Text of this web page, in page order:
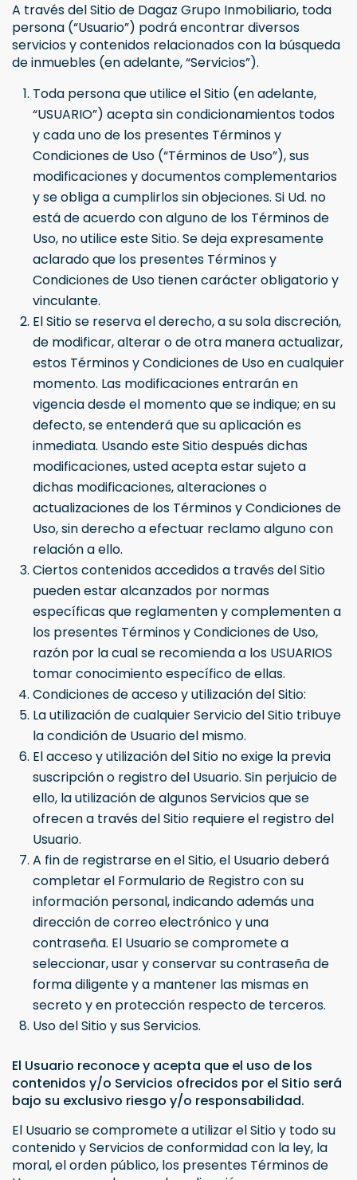
A través del Sitio de Dagaz Grupo Inmobiliario, toda
persona (“Usuario”) podrá encontrar diversos
servicios y contenidos relacionados con la búsqueda
de inmuebles (en adelante, “Servicios”).
Toda persona que utilice el Sitio (en adelante,
“USUARIO”) acepta sin condicionamientos todos
y cada uno de los presentes Términos y
Condiciones de Uso (“Términos de Uso”), sus
modificaciones y documentos complementarios
y se obliga a cumplirlos sin objeciones. Si Ud. no
está de acuerdo con alguno de los Términos de
Uso, no utilice este Sitio. Se deja expresamente
aclarado que los presentes Términos y
Condiciones de Uso tienen carácter obligatorio y
vinculante.
El Sitio se reserva el derecho, a su sola discreción,
de modificar, alterar o de otra manera actualizar,
estos Términos y Condiciones de Uso en cualquier
momento. Las modificaciones entrarán en
vigencia desde el momento que se indique; en su
defecto, se entenderá que su aplicación es
inmediata. Usando este Sitio después dichas
modificaciones, usted acepta estar sujeto a
dichas modificaciones, alteraciones o
actualizaciones de los Términos y Condiciones de
Uso, sin derecho a efectuar reclamo alguno con
relación a ello.
Ciertos contenidos accedidos a través del Sitio
pueden estar alcanzados por normas
específicas que reglamenten y complementen a
los presentes Términos y Condiciones de Uso,
razón por la cual se recomienda a los USUARIOS
tomar conocimiento específico de ellas.
Condiciones de acceso y utilización del Sitio:
La utilización de cualquier Servicio del Sitio tribuye
la condición de Usuario del mismo.
El acceso y utilización del Sitio no exige la previa
suscripción o registro del Usuario. Sin perjuicio de
ello, la utilización de algunos Servicios que se
ofrecen a través del Sitio requiere el registro del
Usuario.
A fin de registrarse en el Sitio, el Usuario deberá
completar el Formulario de Registro con su
información personal, indicando además una
dirección de correo electrónico y una
contraseña. El Usuario se compromete a
seleccionar, usar y conservar su contraseña de
forma diligente y a mantener las mismas en
secreto y en protección respecto de terceros.
Uso del Sitio y sus Servicios.
El Usuario reconoce y acepta que el uso de los
contenidos y/o Servicios ofrecidos por el Sitio será
bajo su exclusivo riesgo y/o responsabilidad.
El Usuario se compromete a utilizar el Sitio y todo su
contenido y Servicios de conformidad con la ley, la
moral, el orden público, los presentes Términos de